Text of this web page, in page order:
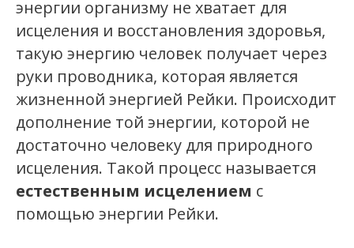
энергии организму не хватает для
исцеления и восстановления здоровья,
такую энергию человек получает через
руки проводника, которая является
жизненной энергией Рейки. Происходит
дополнение той энергии, которой не
достаточно человеку для природного
исцеления. Такой процесс называется
естественным исцелением с
помощью энергии Рейки.